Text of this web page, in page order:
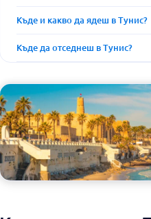
Къде и какво да ядеш в Тунис?
Къде да отседнеш в Тунис?